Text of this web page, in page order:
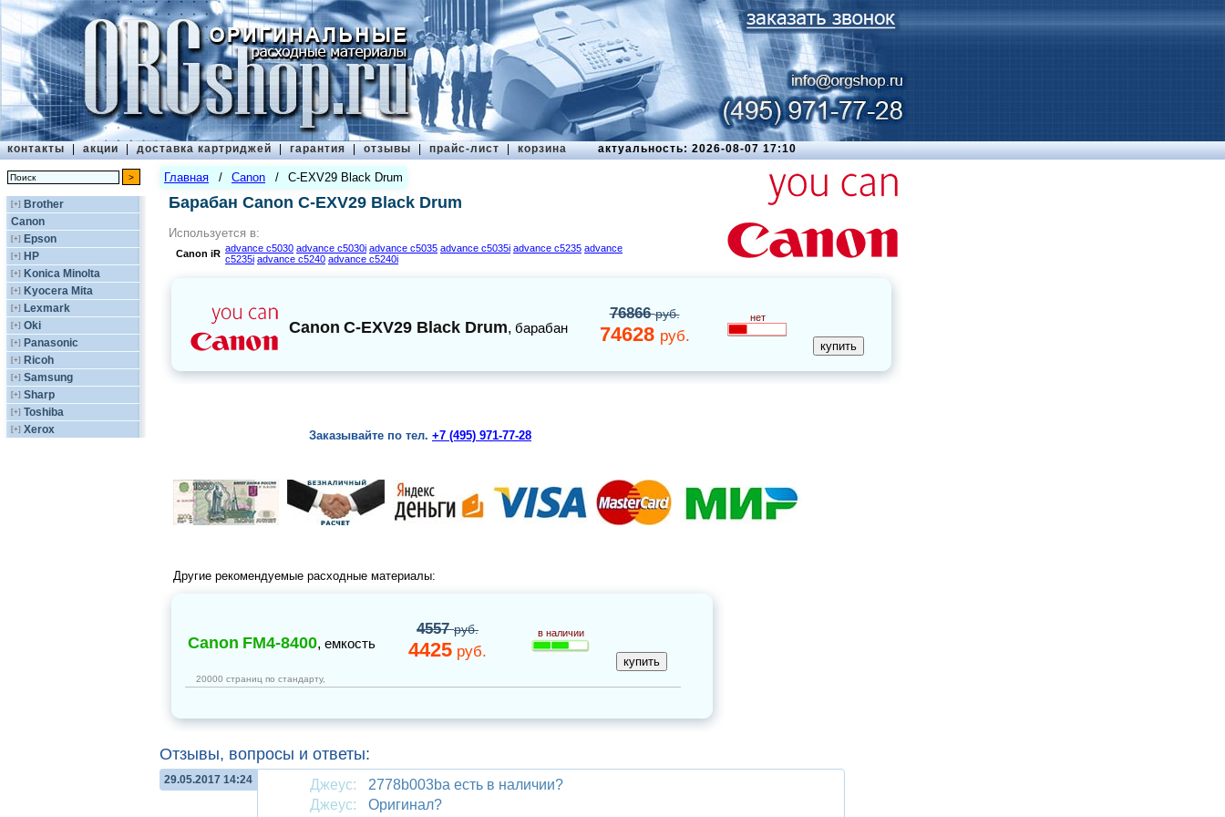
контакты | акции | доставка картриджей | гарантия | отзывы | прайс-лист | корзина актуальность: 2026-08-07 17:10
[+] Brother
Canon
[+] Epson
[+] HP
[+] Konica Minolta
[+] Kyocera Mita
[+] Lexmark
[+] Oki
[+] Panasonic
[+] Ricoh
[+] Samsung
[+] Sharp
[+] Toshiba
[+] Xerox
Главная / Canon / C-EXV29 Black Drum
Барабан Canon C-EXV29 Black Drum
Используется в:
Canon iR advance c5030 advance c5030i advance c5035 advance c5035i advance c5235 advance
c5235i advance c5240 advance c5240i
Canon C-EXV29 Black Drum, барабан
76866руб.
74628 руб.
нет
Заказывайте по тел. +7 (495) 971-77-28
Другие рекомендуемые расходные материалы:
Canon FM4-8400, емкость
4557руб.
4425 руб.
в наличии
20000 страниц по стандарту,
Отзывы, вопросы и ответы:
29.05.2017 14:24 Джеус:
2778b003ba есть в наличии?
Джеус:
Оригинал?